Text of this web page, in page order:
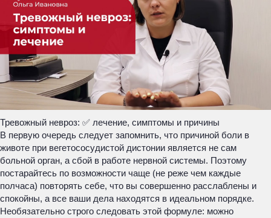
Тревожный невроз: ✅ лечение, симптомы и причины
В первую очередь следует запомнить, что причиной боли в
животе при вегетососудистой дистонии является не сам
больной орган, а сбой в работе нервной системы. Поэтому
постарайтесь по возможности чаще (не реже чем каждые
полчаса) повторять себе, что вы совершенно расслаблены и
спокойны, а все ваши дела находятся в идеальном порядке.
Необязательно строго следовать этой формуле: можно